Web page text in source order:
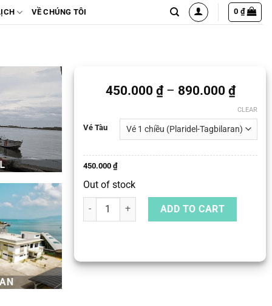
VỀ CHÚNG TÔI 0 ₫
450.000 ₫– 890.000 ₫
Vé Tàu
CLEAR
450.000 ₫
Out of stock
Vé Tàu Cao Tốc Từ Plaridel Đến Tagbilaran,
ADD TO CART